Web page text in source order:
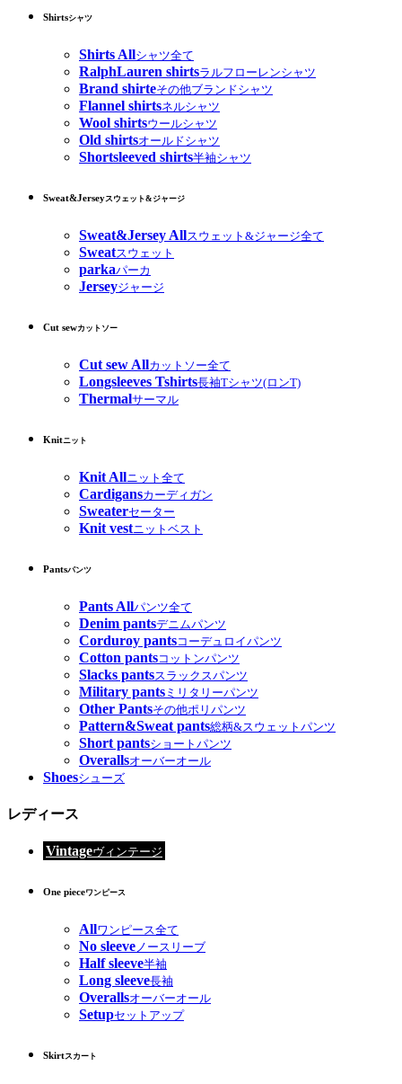
Shirtsシャツ
Shirts Allシャツ全て
RalphLauren shirtsラルフローレンシャツ
Brand shirteその他ブランドシャツ
Flannel shirtsネルシャツ
Wool shirtsウールシャツ
Old shirtsオールドシャツ
Shortsleeved shirts半袖シャツ
Sweat&Jerseyスウェット&ジャージ
Sweat&Jersey Allスウェット&ジャージ全て
Sweatスウェット
parkaパーカ
Jerseyジャージ
Cut sewカットソー
Cut sew Allカットソー全て
Longsleeves Tshirts長袖Tシャツ(ロンT)
Thermalサーマル
Knitニット
Knit Allニット全て
Cardigansカーディガン
Sweaterセーター
Knit vestニットベスト
Pantsパンツ
Pants Allパンツ全て
Denim pantsデニムパンツ
Corduroy pantsコーデュロイパンツ
Cotton pantsコットンパンツ
Slacks pantsスラックスパンツ
Military pants ミリタリーパンツ
Other Pantsその他ポリパンツ
Pattern&Sweat pants総柄&スウェットパンツ
Short pantsショートパンツ
Overallsオーバーオール
Shoesシューズ
レディース
Vintageヴィンテージ
One pieceワンピース
Allワンピース全て
No sleeveノースリーブ
Half sleeve半袖
Long sleeve長袖
Overallsオーバーオール
Setupセットアップ
Skirtスカート